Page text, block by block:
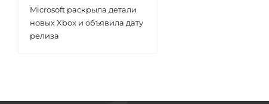
Microsoft раскрыла детали
новых Xbox и объявила дату
релиза